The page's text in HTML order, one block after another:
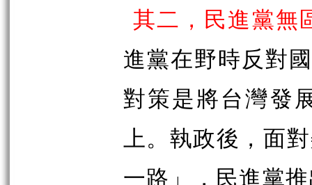
其二，民進黨無
進黨在野時反對
對策是將台灣發
上。執政後，面
一路」，民進黨